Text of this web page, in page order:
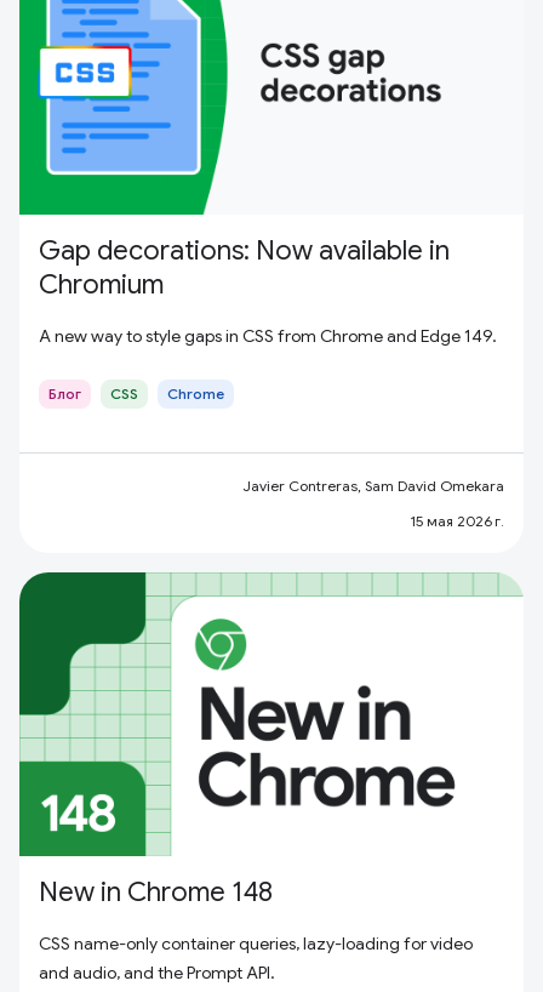
Gap decorations: Now available in
Chromium
A new way to style gaps in CSS from Chrome and Edge 149.
Блог CSS Chrome
Javier Contreras, Sam David Omekara
15 мая 2026 г.
New in Chrome 148
CSS name-only container queries, lazy-loading for video
and audio, and the Prompt API.